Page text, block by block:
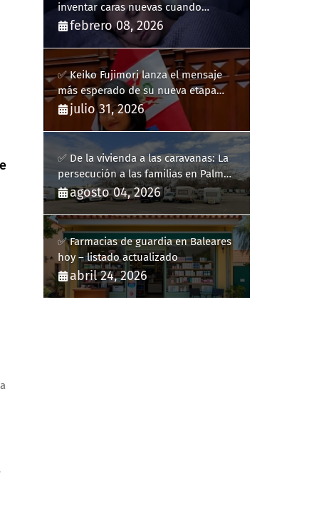
inventar caras nuevas cuando
sueñas?
febrero 08, 2026
✅ Keiko Fujimori lanza el mensaje
más esperado de su nueva etapa
como presidenta de Perú
julio 31, 2026
✅ De la vivienda a las caravanas: La
persecución a las familias en Palma
y la complicidad de un fracaso
heredado
agosto 04, 2026
✅ Farmacias de guardia en Baleares
hoy – listado actualizado
abril 24, 2026